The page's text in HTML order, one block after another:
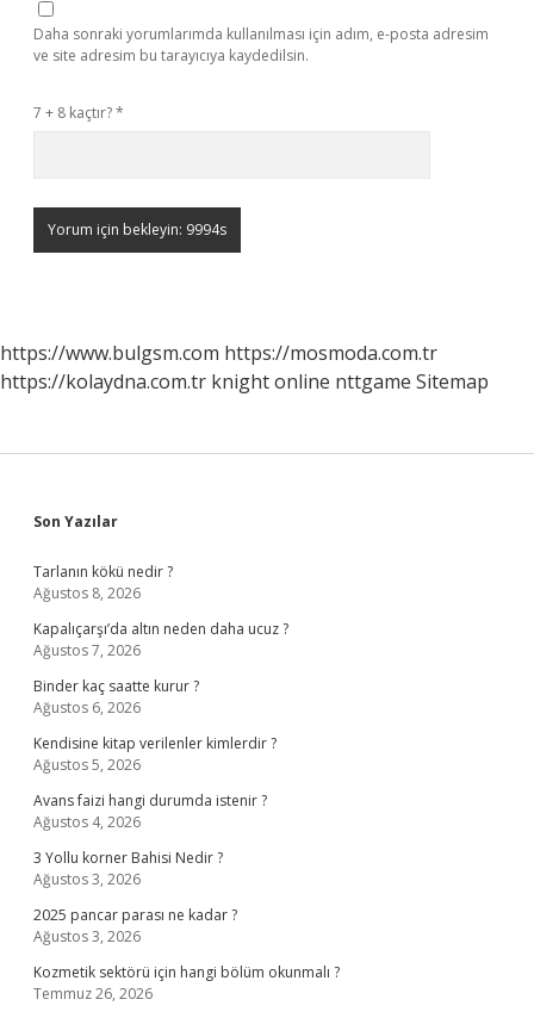
Daha sonraki yorumlarımda kullanılması için adım, e-posta adresim
ve site adresim bu tarayıcıya kaydedilsin.
7 + 8 kaçtır?*
https://www.bulgsm.com https://mosmoda.com.tr
https://kolaydna.com.tr knight online nttgame Sitemap
Sidebar
Son Yazılar
Tarlanın kökü nedir ?
Ağustos 8, 2026
Kapalıçarşı’da altın neden daha ucuz ?
Ağustos 7, 2026
Binder kaç saatte kurur ?
Ağustos 6, 2026
Kendisine kitap verilenler kimlerdir ?
Ağustos 5, 2026
Avans faizi hangi durumda istenir ?
Ağustos 4, 2026
3 Yollu korner Bahisi Nedir ?
Ağustos 3, 2026
2025 pancar parası ne kadar ?
Ağustos 3, 2026
Kozmetik sektörü için hangi bölüm okunmalı ?
Temmuz 26, 2026